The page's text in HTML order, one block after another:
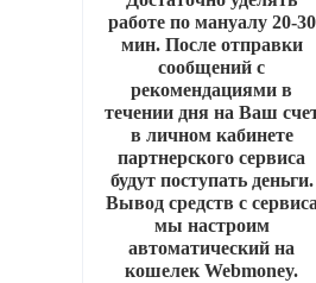
работе по мануалу 20-30
мин. После отправки
сообщений с
рекомендациями в
течении дня на Ваш
в личном кабинете
партнерского сервиса
будут поступать деньги.
Вывод средств с
мы настроим
автоматический на
кошелек Webmoney.